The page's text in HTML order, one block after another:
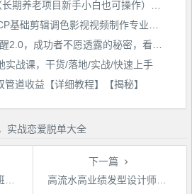
实战课，干货/落地/实战/快速上手
道收益【详细教程】【揭秘】
下一篇
高流水高业绩发型设计师差异化起号课3.0，全方位运营起号流程讲解